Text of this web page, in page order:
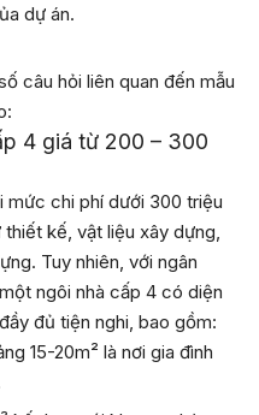
dự án.
câu hỏi liên quan đến mẫu
4 giá từ 200 – 300
mức chi phí dưới 300 triệu
kế, vật liệu xây dựng,
Tuy nhiên, với ngân
ngôi nhà cấp 4 có diện
đủ tiện nghi, bao gồm:
15-20m² là nơi gia đình